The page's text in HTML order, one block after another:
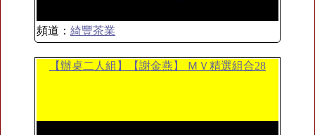
頻道： 綺豐茶業
【辦桌二人組】【謝金燕】 ＭＶ精選組合28